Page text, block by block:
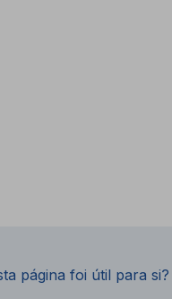
página foi útil para si?